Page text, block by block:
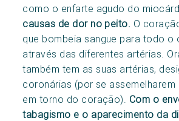
como o enfarte agudo do
causas de dor no peito. O
que bombeia sangue para todo o
através das diferentes artérias.
também tem as suas artérias,
coronárias (por se assemelharem
em torno do coração). Com o
tabagismo e o aparecimento da